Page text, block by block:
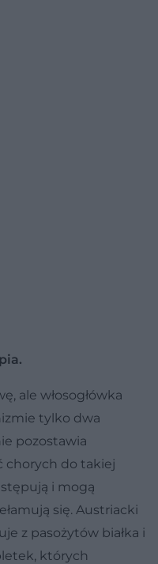
ale włosogłówka
tylko dwa
pozostawia
chorych do takiej
i mogą
się. Austriacki
z pasożytów białka i
których